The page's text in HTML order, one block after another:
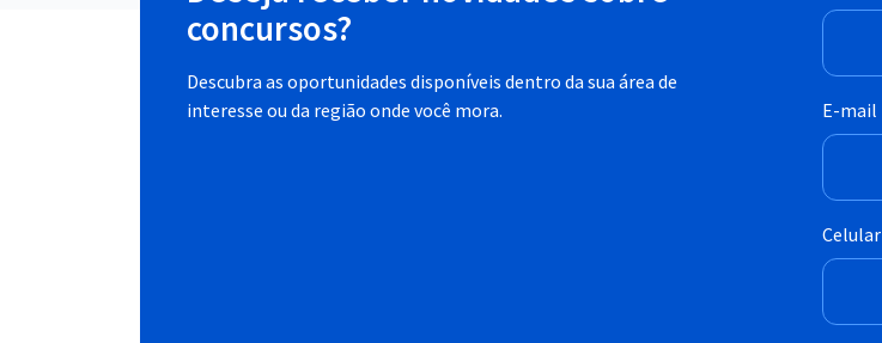
concursos?
Descubra as oportunidades disponíveis dentro da sua área de
interesse ou da região onde você mora.
E-mail
Celular